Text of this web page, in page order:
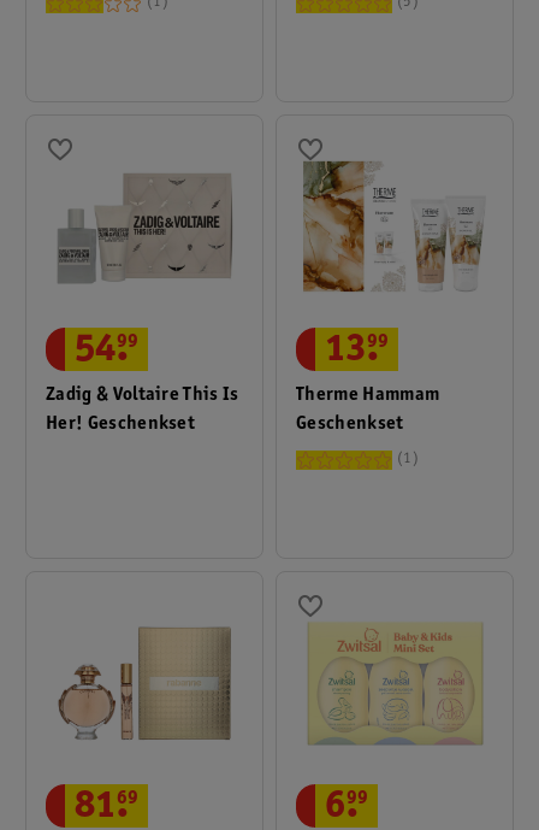
Zadig & Voltaire This Is
Her! Geschenkset
54.
99
Therme Hammam
Geschenkset
13.
99
1
81.
69 6.
99